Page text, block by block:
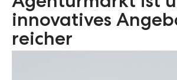
innovatives
reicher